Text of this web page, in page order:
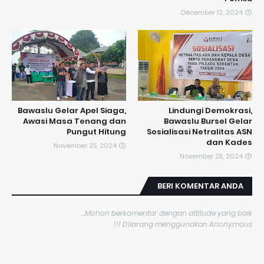
December 12, 2024
Lindungi Demokrasi,
Bawaslu Bursel Gelar
Sosialisasi Netralitas ASN
dan Kades
November 25, 2024
Bawaslu Gelar Apel Siaga,
Awasi Masa Tenang dan
Pungut Hitung
November 25, 2024
BERI KOMENTAR ANDA
Mohon berkomentar dengan attitude yang baik...
Dilarang menggunakan Anonymous !!!